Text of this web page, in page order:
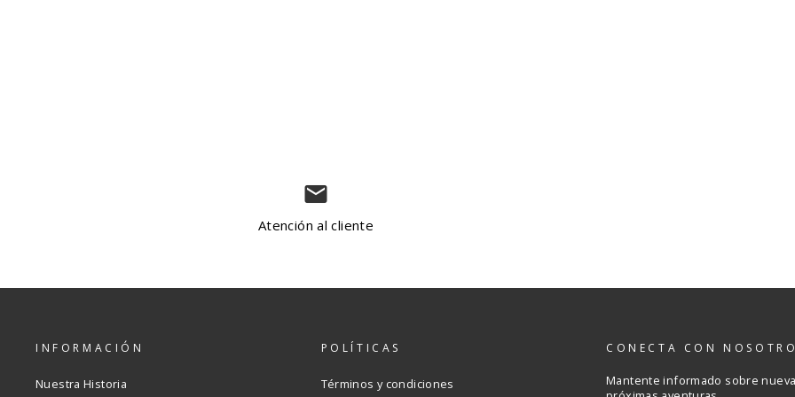
email
Atención al cliente
INFORMACIÓN
Nuestra Historia
POLÍTICAS
Términos y condiciones
CONECTA CON
Mantente informado sobre